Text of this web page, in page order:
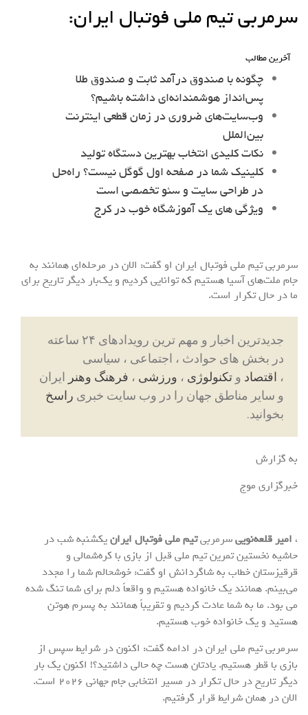
سرمربی تیم ملی فوتبال ایران:
آخرین مطالب
چگونه با صندوق درآمد ثابت و صندوق طلا
پس‌انداز هوشمندانه‌ای داشته باشیم؟
وب‌سایت‌های ضروری در زمان قطعی اینترنت
بین‌الملل
نکات کلیدی انتخاب بهترین دستگاه تولید
کلینیک شما در صفحه اول گوگل نیست؟ راه‌حل
در طراحی سایت و سئو تخصصی است
ویژگی های یک آموزشگاه خوب در کرج
سرمربی تیم ملی فوتبال ایران او گفت: الان در مرحله‌ای همانند به
جام ملت‌های آسیا هستیم که توانایی کردیم و یک‌بار دیگر تاریخ برای
ما در حال تکرار است.
جدیدترین اخبار و مهم ترین رویدادهای ۲۴ ساعته
در بخش های حوادث ، اجتماعی ، سیاسی
، اقتصاد و تکنولوژی ، ورزشی ، فرهنگ وهنر ایران
و سایر مناطق جهان را در وب سایت خبری راسخ
بخوانید.
به گزارش
خبرگزاری موج
، امیر قلعه‌نوییسرمربیتیم ملی فوتبال ایرانیکشنبه شب در
حاشیه نخستین تمرین تیم ملی قبل از بازی با کره‌شمالی و
قرقیزستان خطاب به شاگردانش او گفت: خوشحالم شما را مجدد
می‌بینم. همانند یک خانواده هستیم و واقعاً دلم برای شما تنگ شده
می بود. ما به شما عادت کردیم و تقریباً همانند به پسرم هوتن
هستید و یک خانواده خوب هستیم.
سرمربی تیم ملی ایران در ادامه گفت: اکنون در شرایط سپس از
بازی با قطر هستیم. یادتان هست چه حالی داشتید؟! اکنون یک بار
دیگر تاریخ در حال تکرار در مسیر انتخابی جام جهانی ۲۰۲۶ است.
الان در همان شرایط قرار گرفتیم.